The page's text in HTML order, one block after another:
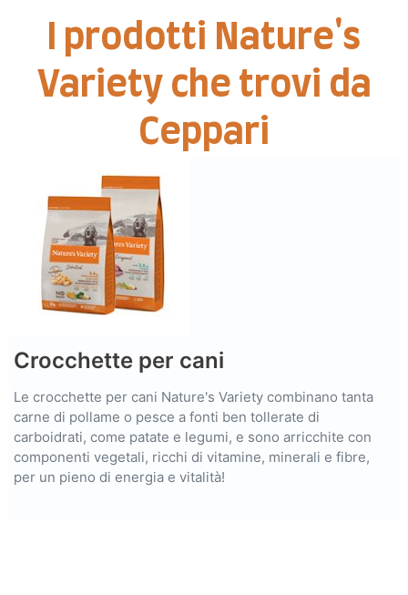
I prodotti Nature's
Variety che trovi da
Ceppari
Crocchette per cani
Le crocchette per cani Nature's Variety combinano tanta
carne di pollame o pesce a fonti ben tollerate di
carboidrati, come patate e legumi, e sono arricchite con
componenti vegetali, ricchi di vitamine, minerali e fibre,
per un pieno di energia e vitalità!